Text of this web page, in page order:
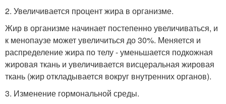
2. Увеличивается процент жира в организме.
Жир в организме начинает постепенно увеличиваться, и
к менопаузе может увеличиться до 30%. Меняется и
распределение жира по телу - уменьшается подкожная
жировая ткань и увеличивается висцеральная жировая
ткань (жир откладывается вокруг внутренних органов).
3. Изменение гормональной среды.